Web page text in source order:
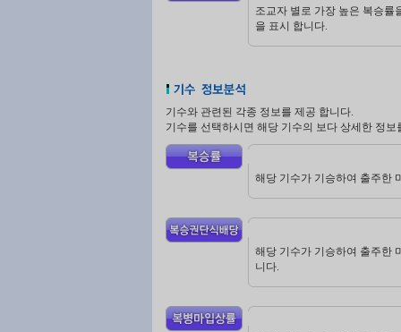
조교자 별로 가장 높은 복승률
을 표시 합니다.
기수와 관련된 각종 정보를 제공 합니다.
기수를 선택하시면 해당 기수의 보다 상세한 정보
해당 기수가 기승하여 출주한
해당 기수가 기승하여 출주한
니다.